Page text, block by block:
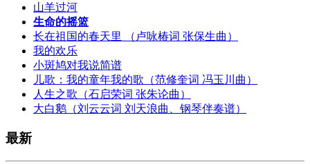
山羊过河
生命的摇篮
长在祖国的春天里 （卢咏椿词 张保生曲）
我的欢乐
小斑鸠对我说简谱
儿歌：我的童年我的歌（范修奎词 冯玉川曲）
人生之歌（石启荣词 张朱论曲）
大白鹅（刘云云词 刘天浪曲、钢琴伴奏谱）
最新